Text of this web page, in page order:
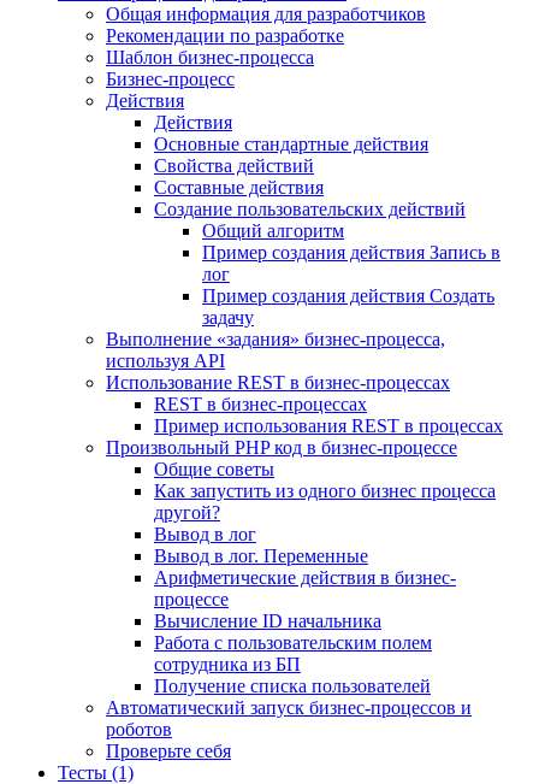
Общая информация для разработчиков
Рекомендации по разработке
Шаблон бизнес-процесса
Бизнес-процесс
Действия
Действия
Основные стандартные действия
Свойства действий
Составные действия
Создание пользовательских действий
Общий алгоритм
Пример создания действия Запись в
лог
Пример создания действия Создать
задачу
Выполнение «задания» бизнес-процесса,
используя API
Использование REST в бизнес-процессах
REST в бизнес-процессах
Пример использования REST в процессах
Произвольный PHP код в бизнес-процессе
Общие советы
Как запустить из одного бизнес процесса
другой?
Вывод в лог
Вывод в лог. Переменные
Арифметические действия в бизнес-
процессе
Вычисление ID начальника
Работа с пользовательским полем
сотрудника из БП
Получение списка пользователей
Автоматический запуск бизнес-процессов и
роботов
Проверьте себя
Тесты (1)